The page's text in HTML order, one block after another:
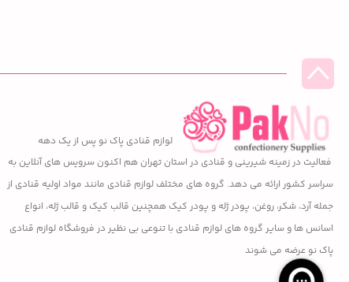
لوازم قنادی پاک نو پس از یک دهه
فعالیت در زمینه شیرینی و قنادی در استان تهران هم اکنون سرویس های آنلاین به
سراسر کشور ارائه می دهد. گروه های مختلف لوازم قنادی مانند مواد اولیه قنادی از
جمله آرد، شکر، روغن، پودر ژله و پودر کیک همچنین قالب کیک و قالب ژله، انواع
اسانس ها و سایر گروه های لوازم قنادی با تنوعی بی نظیر در فروشگاه لوازم قنادی
پاک نو عرضه می شوند